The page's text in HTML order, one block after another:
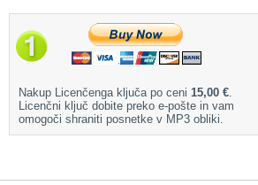
Nakup Licenčenga ključa po ceni 15,00 €.
Licenčni ključ dobite preko e-pošte in vam
omogoči shraniti posnetke v MP3 obliki.